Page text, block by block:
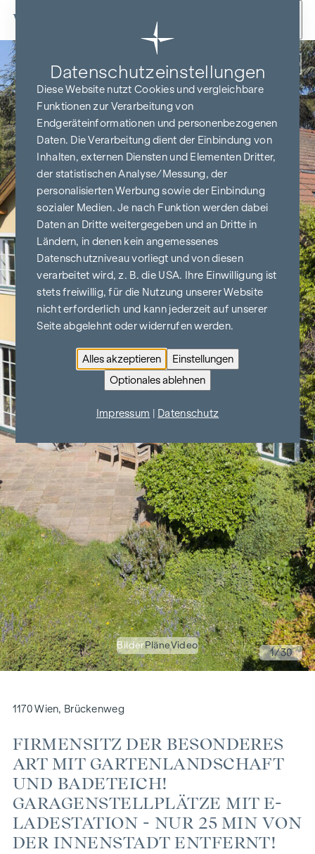
Zum Inhalt springen
Zurück
BilderPläneVideo
1/30
1170 Wien, Brückenweg
FIRMENSITZ DER BESONDERES
ART MIT GARTENLANDSCHAFT
UND BADETEICH!
GARAGENSTELLPLÄTZE MIT E-
LADESTATION - NUR 25 MIN VON
DER INNENSTADT ENTFERNT!
Datenschutz­einstellungen
Diese Website nutzt Cookies und vergleichbare
Funktionen zur Verarbeitung von
Endgeräteinformationen und personenbezogenen
Daten. Die Verarbeitung dient der Einbindung von
Inhalten, externen Diensten und Elementen Dritter,
der statistischen Analyse/Messung, der
personalisierten Werbung sowie der Einbindung
sozialer Medien. Je nach Funktion werden dabei
Daten an Dritte weitergegeben und an Dritte in
Ländern, in denen kein angemessenes
Datenschutzniveau vorliegt und von diesen
verarbeitet wird, z. B. die USA. Ihre Einwilligung ist
stets freiwillig, für die Nutzung unserer Website
nicht erforderlich und kann jederzeit auf unserer
Seite abgelehnt oder widerrufen werden.
Alles akzeptieren
Einstellungen
Optionales ablehnen
Impressum Datenschutz